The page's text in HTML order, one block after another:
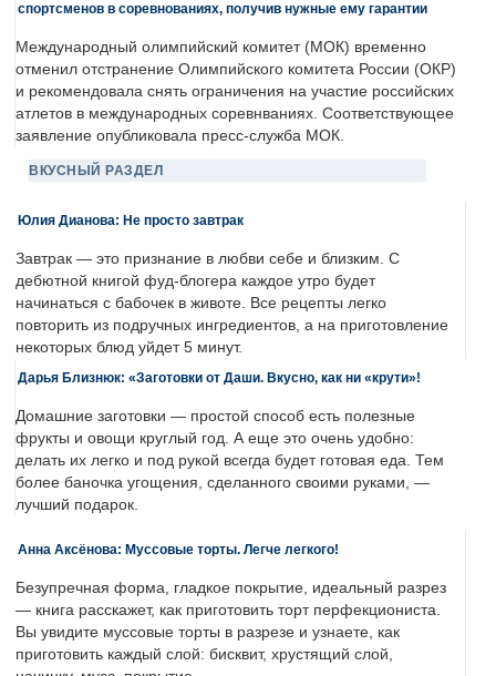
спортсменов в соревнованиях, получив нужные ему гарантии
Международный олимпийский комитет (МОК) временно
отменил отстранение Олимпийского комитета России (ОКР)
и рекомендовала снять ограничения на участие российских
атлетов в международных соревнваниях. Соответствующее
заявление опубликовала пресс-служба МОК.
ВКУСНЫЙ РАЗДЕЛ
Юлия Дианова: Не просто завтрак
Завтрак — это признание в любви себе и близким. С
дебютной книгой фуд-блогера каждое утро будет
начинаться с бабочек в животе. Все рецепты легко
повторить из подручных ингредиентов, а на приготовление
некоторых блюд уйдет 5 минут.
Дарья Близнюк: «Заготовки от Даши. Вкусно, как ни «крути»!
Домашние заготовки — простой способ есть полезные
фрукты и овощи круглый год. А еще это очень удобно:
делать их легко и под рукой всегда будет готовая еда. Тем
более баночка угощения, сделанного своими руками, —
лучший подарок.
Анна Аксёнова: Муссовые торты. Легче легкого!
Безупречная форма, гладкое покрытие, идеальный разрез
— книга расскажет, как приготовить торт перфекциониста.
Вы увидите муссовые торты в разрезе и узнаете, как
приготовить каждый слой: бисквит, хрустящий слой,